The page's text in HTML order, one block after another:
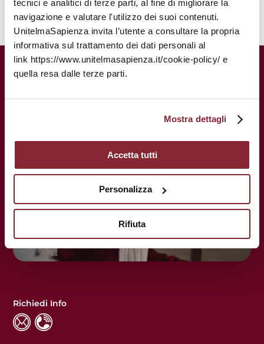
tecnici e analitici di terze parti, al fine di migliorare la
navigazione e valutare l'utilizzo dei suoi contenuti.
UnitelmaSapienza invita l’utente a consultare la propria
informativa sul trattamento dei dati personali al
link https://www.unitelmasapienza.it/cookie-policy/ e
quella resa dalle terze parti.
Mostra dettagli
Accetta tutti
Personalizza
Rifiuta
UnitelmaSapienza.
centenaria al servizio del tuo futuro.
Richiedi Info